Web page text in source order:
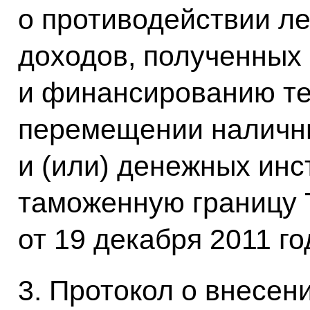
о противодействии
доходов,
и финансированию
перемещении
и (или) денежных
таможенную границу
от 19 декабря 2011
3. Протокол о